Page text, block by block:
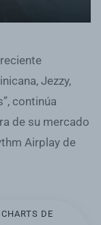
Jezzy,
continúa
de su mercado
Airplay de
DE